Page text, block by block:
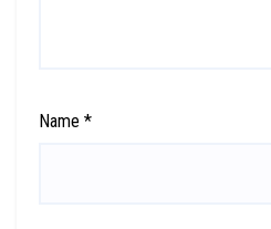
Name *